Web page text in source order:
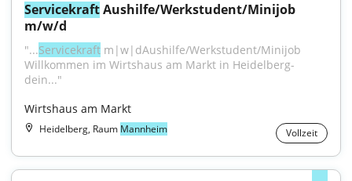
Servicekraft Aushilfe/Werkstudent/Minijob
m/w/d
"...Servicekraft m|w|dAushilfe/Werkstudent/Minijob
Willkommen im Wirtshaus am Markt in Heidelberg-
dein..."
Wirtshaus am Markt
Heidelberg, Raum Mannheim Vollzeit